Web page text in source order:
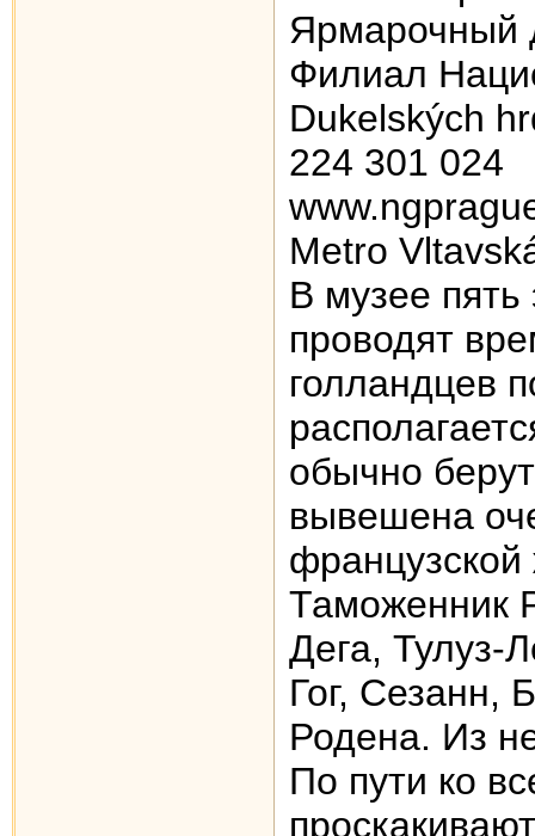
Ярмарочный
Филиал
Dukelských
224 301 024
Metro
В музее
проводят
голландцев
обычно
вывешена
Таможенник
Дега, Тулуз-
Гог, Сезанн,
Родена. Из
По пути ко